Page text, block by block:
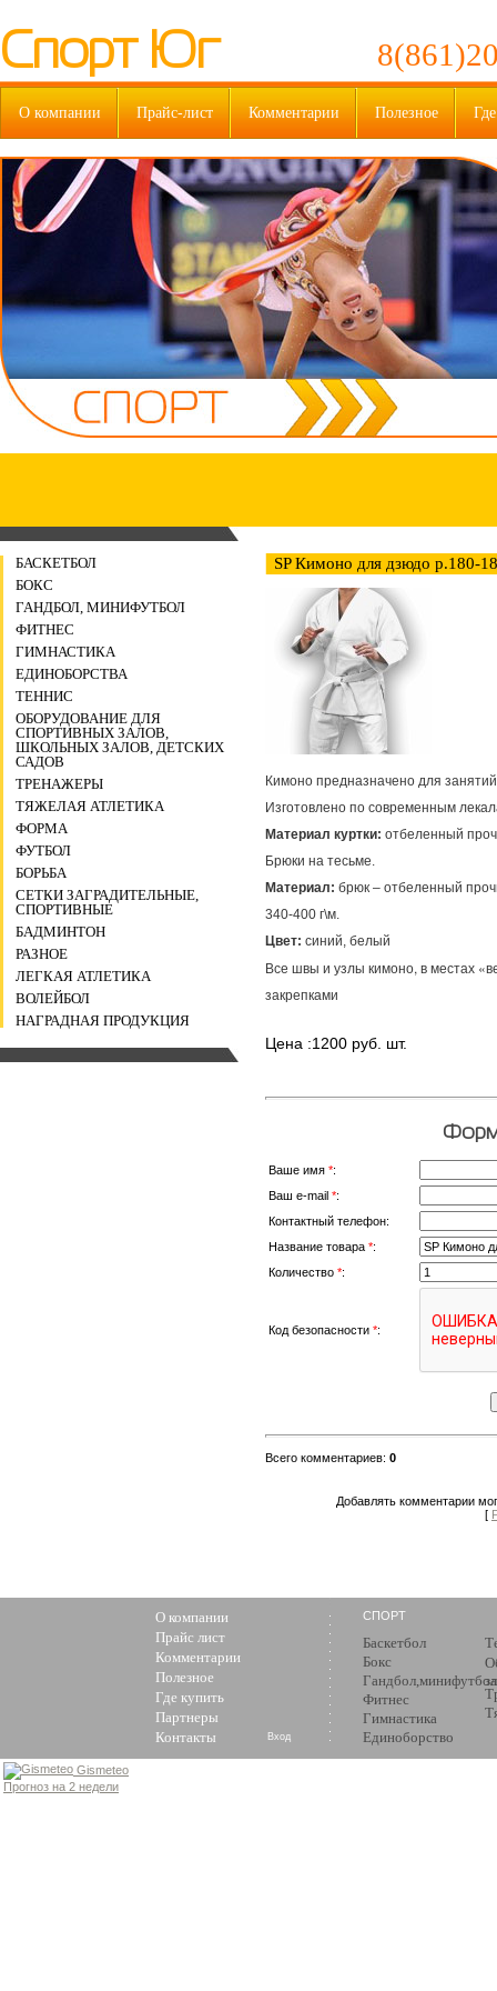
Спорт Юг
О компании Прайс-лист Комментарии Полезное
БАСКЕТБОЛ
БОКС
ГАНДБОЛ, МИНИФУТБОЛ
ФИТНЕС
ГИМНАСТИКА
ЕДИНОБОРСТВА
ТЕННИС
ОБОРУДОВАНИЕ ДЛЯ
СПОРТИВНЫХ ЗАЛОВ,
ШКОЛЬНЫХ ЗАЛОВ, ДЕТСКИХ
САДОВ
ТРЕНАЖЕРЫ
ТЯЖЕЛАЯ АТЛЕТИКА
ФОРМА
ФУТБОЛ
БОРЬБА
СЕТКИ ЗАГРАДИТЕЛЬНЫЕ,
СПОРТИВНЫЕ
БАДМИНТОН
РАЗНОЕ
ЛЕГКАЯ АТЛЕТИКА
ВОЛЕЙБОЛ
НАГРАДНАЯ ПРОДУКЦИЯ
SP Кимоно для дзюдо р.180-
Кимоно предназначено для
Материал куртки: отбеленный
Материал: брюк – отбеленный
Цвет:
Все швы и узлы кимоно, в местах
закрепками
Цена :1200 руб. шт.
Ваше имя *:
Ваш e-mail *:
Контактный телефон:
Название товара *:
Количество *:
Код безопасности *:
Всего комментариев: 0
Добавлять комментарии
[
О компании
Прайс лист
Комментарии
Полезное
Где купить
Партнеры
Контакты
СПОРТ
Баскетбол
Бокс
Гандбол,минифутбол
Фитнес
Гимнастика
Единоборство
Вход
Gismeteo
Прогноз на 2 недели